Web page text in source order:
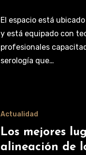
El espacio está
y está equipado con
profesionales
serología que…
Actualidad
Los mejores
alineación de